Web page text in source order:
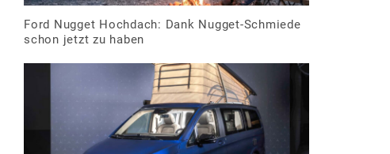
Ford Nugget Hochdach: Dank Nugget-Schmiede
schon jetzt zu haben